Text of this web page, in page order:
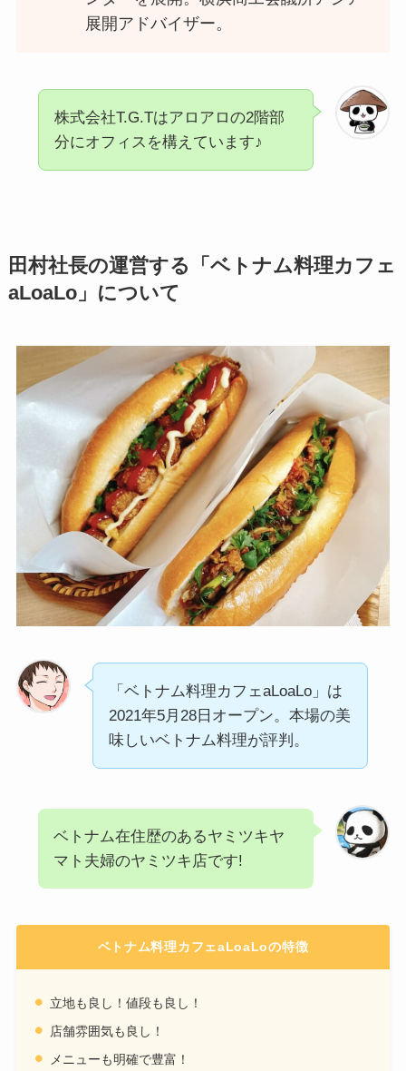
展開アドバイザー。
株式会社T.G.Tはアロアロの2階部
分にオフィスを構えています♪
田村社長の運営する「ベトナム料理カフェ
aLoaLo」について
「ベトナム料理カフェaLoaLo」は
2021年5月28日オープン。本場の美
味しいベトナム料理が評判。
ベトナム在住歴のあるヤミツキヤ
マト夫婦のヤミツキ店です!
ベトナム料理カフェaLoaLoの特徴
立地も良し！値段も良し！
店舗雰囲気も良し！
メニューも明確で豊富！